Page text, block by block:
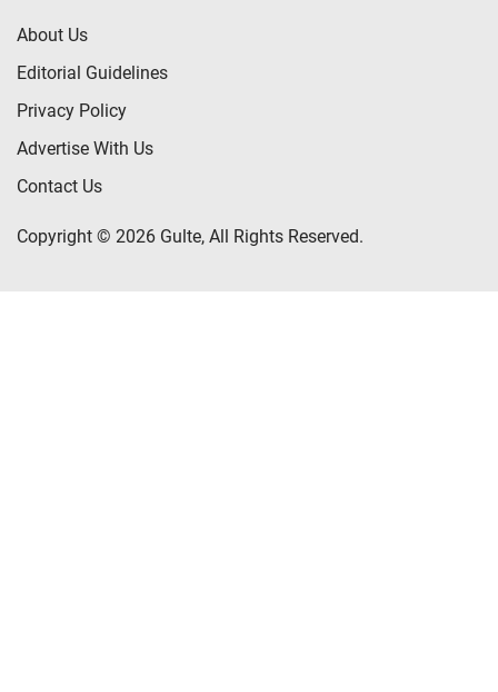
About Us
Editorial Guidelines
Privacy Policy
Advertise With Us
Contact Us
Copyright © 2026 Gulte, All Rights Reserved.